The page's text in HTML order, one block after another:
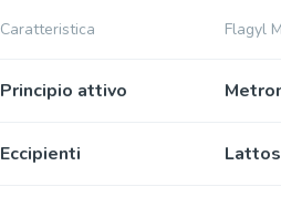
Caratteristica Flagyl
Principio attivo
Eccipienti